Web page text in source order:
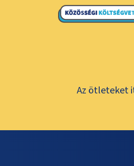
Az ötleteket